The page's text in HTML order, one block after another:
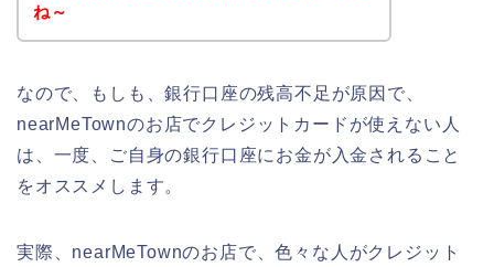
ね～
なので、もしも、銀行口座の残高不足が原因で、
nearMeTownのお店でクレジットカードが使えない人
は、一度、ご自身の銀行口座にお金が入金されること
をオススメします。
実際、nearMeTownのお店で、色々な人がクレジット